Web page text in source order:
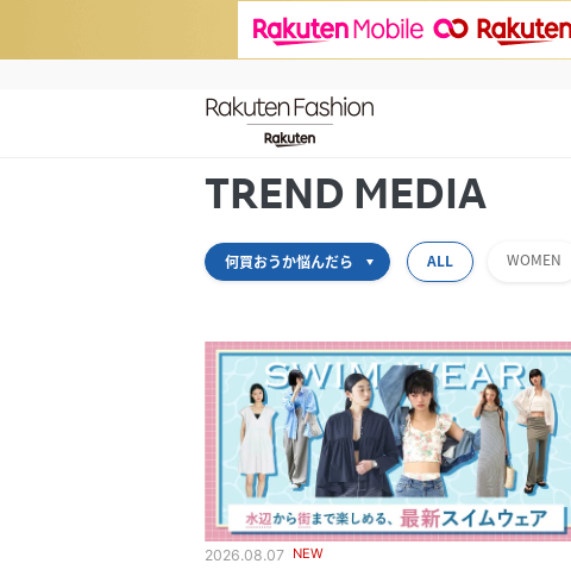
TREND MEDIA
何買おうか悩んだら ALL WOMEN
2026.08.07 NEW